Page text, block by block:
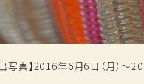
松月の歩み
おもてなし
新着情報
写真】2016年6月6日（月）～